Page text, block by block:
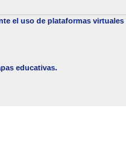
el uso de plataformas
educativas.